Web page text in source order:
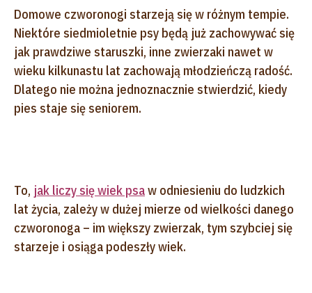
Domowe czworonogi starzeją się w różnym tempie.
Niektóre siedmioletnie psy będą już zachowywać się
jak prawdziwe staruszki, inne zwierzaki nawet w
wieku kilkunastu lat zachowają młodzieńczą radość.
Dlatego nie można jednoznacznie stwierdzić, kiedy
pies staje się seniorem.
To, jak liczy się wiek psaw odniesieniu do ludzkich
lat życia, zależy w dużej mierze od wielkości danego
czworonoga – im większy zwierzak, tym szybciej się
starzeje i osiąga podeszły wiek.